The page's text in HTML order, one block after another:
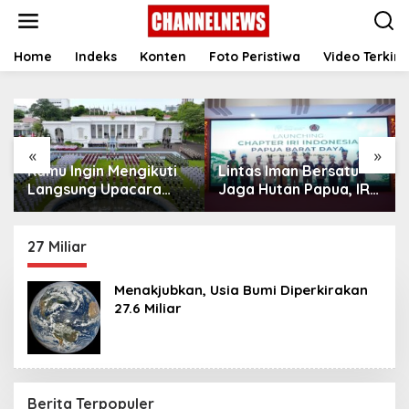
t
Home Indeks Konten Foto Peristiwa Video Terkini
« »
Kamu Ingin Mengikuti
Langsung Upacara
HUT Ke-81
Istana? Ini Link
Pendaftaran Resminya
di Sini
Lintas Iman Bersatu
Jaga Hutan Papua, IRI
Indonesia Resmikan
27 Miliar
Menakjubkan, Usia Bumi Diperkirakan
27.6 Miliar
Berita Terpopuler